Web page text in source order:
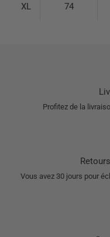
XL 74
Profitez de la
Vous avez 30 jours pour